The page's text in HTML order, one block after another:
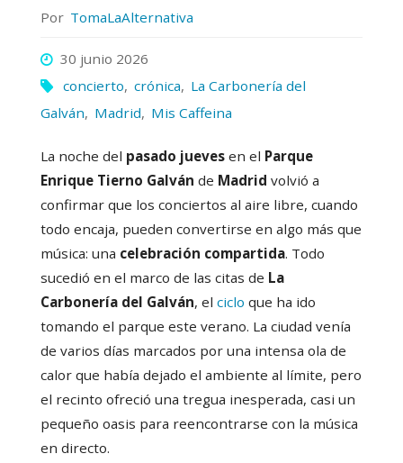
Por TomaLaAlternativa
30 junio 2026
concierto, crónica, La Carbonería del
Galván, Madrid, Mis Caffeina
La noche del pasado juevesen el Parque
Enrique Tierno Galván de Madrid volvió a
confirmar que los conciertos al aire libre, cuando
todo encaja, pueden convertirse en algo más que
música: una celebración compartida. Todo
sucedió en el marco de las citas de La
Carbonería del Galván, el ciclo que ha ido
tomando el parque este verano. La ciudad venía
de varios días marcados por una intensa ola de
calor que había dejado el ambiente al límite, pero
el recinto ofreció una tregua inesperada, casi un
pequeño oasis para reencontrarse con la música
en directo.